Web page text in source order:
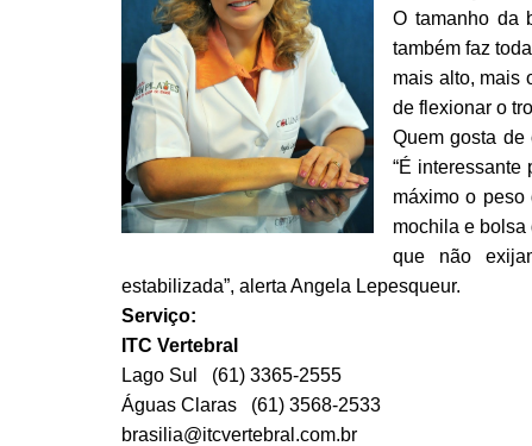
O tamanho da
também faz
mais alto, mais
de flexionar o
Quem gosta de
“É interessante
máximo o
mochila e bolsa
que não
estabilizada”, alerta Angela Lepesqueur.
Serviço:
ITC Vertebral
Lago Sul (61) 3365-2555
Águas Claras (61) 3568-2533
brasilia@itcvertebral.com.br